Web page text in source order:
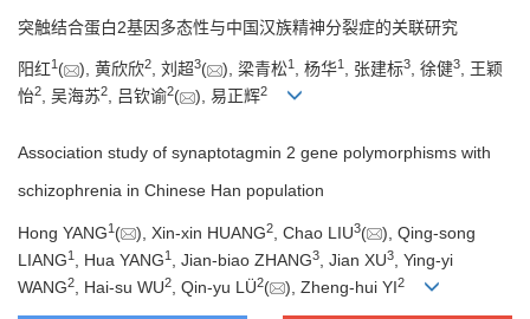
突触结合蛋白2基因多态性与中国汉族精神分裂症的关联研究
阳红1 ( ), 黄欣欣2, 刘超3( ), 梁青松1 , 杨华1 , 张建标3, 徐健3, 王颖
怡2, 吴海苏2, 吕钦谕2( ), 易正辉2
Association study of synaptotagmin 2 gene polymorphisms with
schizophrenia in Chinese Han population
Hong YANG1 ( ), Xin-xin HUANG2 , Chao LIU3(
), Qing-song
LIANG1 , Hua YANG1 , Jian-biao ZHANG3 , Jian XU3
, Ying-yi
WANG2 , Hai-su WU2 , Qin-yu LÜ2( ), Zheng-hui YI2